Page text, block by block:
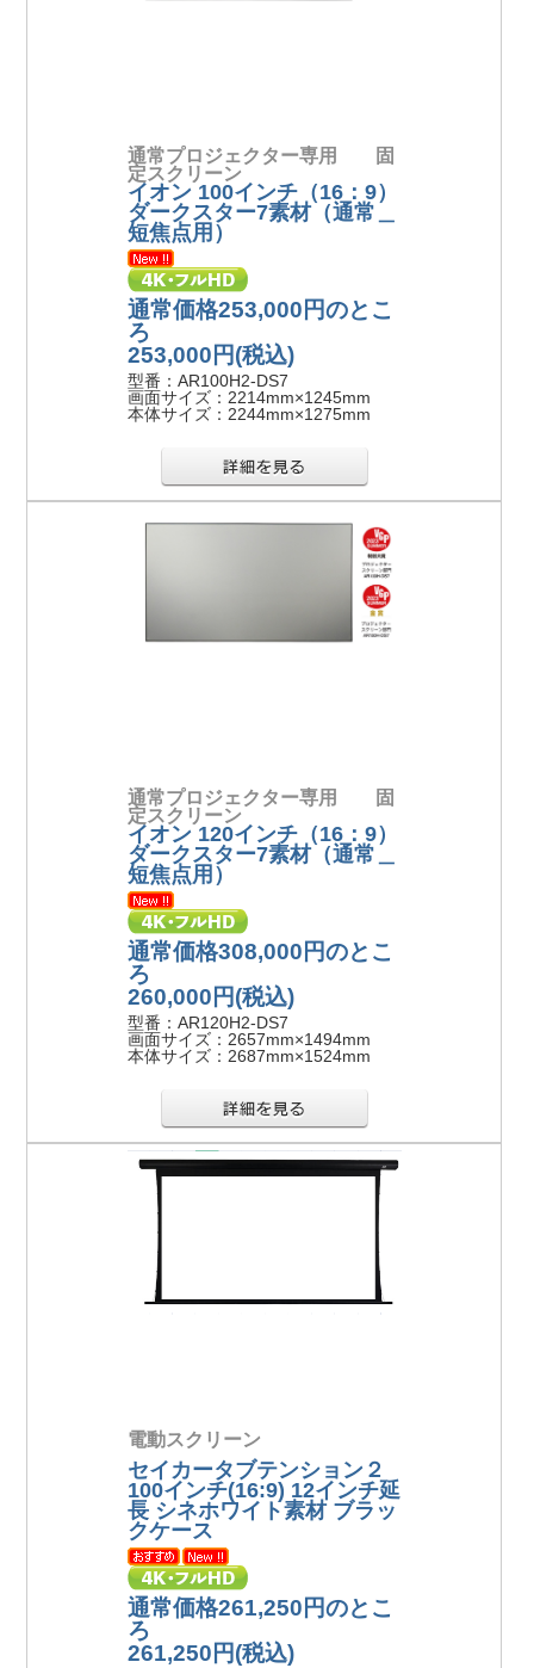
通常プロジェクター専用 固
定スクリーン
イオン 100インチ（16：9）
ダークスター7素材（通常＿
短焦点用）
通常価格253,000円のとこ
ろ
253,000円(税込)
型番：AR100H2-DS7
画面サイズ：2214mm×1245mm
本体サイズ：2244mm×1275mm
通常プロジェクター専用 固
定スクリーン
イオン 120インチ（16：9）
ダークスター7素材（通常＿
短焦点用）
通常価格308,000円のとこ
ろ
260,000円(税込)
型番：AR120H2-DS7
画面サイズ：2657mm×1494mm
本体サイズ：2687mm×1524mm
電動スクリーン
セイカータブテンション２
100インチ(16:9) 12インチ延
長 シネホワイト素材 ブラッ
クケース
通常価格261,250円のとこ
ろ
261,250円(税込)